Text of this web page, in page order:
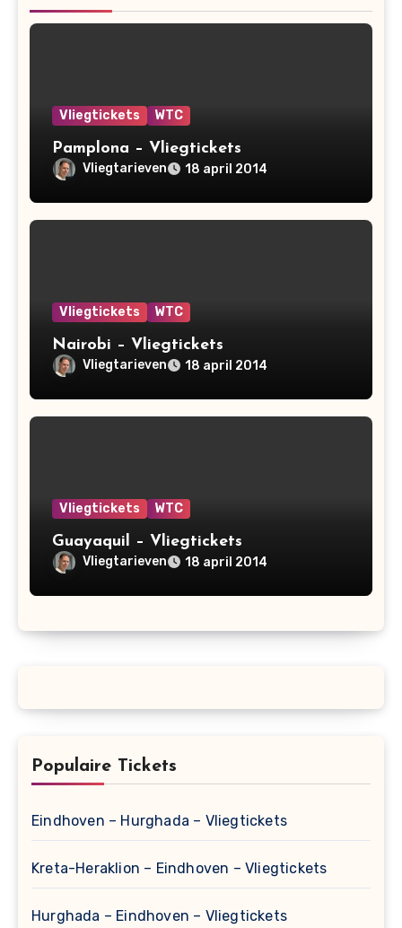
Vliegtickets WTC
Pamplona – Vliegtickets
Vliegtarieven 18 april 2014
Vliegtickets WTC
Nairobi – Vliegtickets
Vliegtarieven 18 april 2014
Vliegtickets WTC
Guayaquil – Vliegtickets
Vliegtarieven 18 april 2014
Populaire Tickets
Eindhoven – Hurghada – Vliegtickets
Kreta-Heraklion – Eindhoven – Vliegtickets
Hurghada – Eindhoven – Vliegtickets